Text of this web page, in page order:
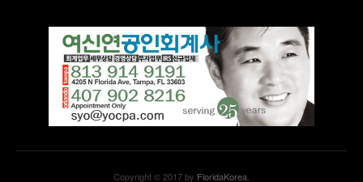
Copyright © 2017 by FloridaKorea